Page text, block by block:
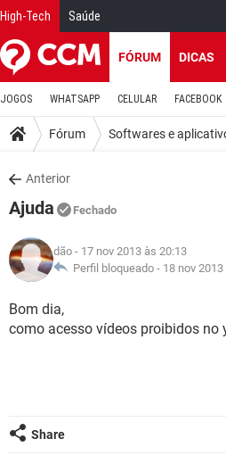
High-Tech Saúde
FÓRUM DICAS
JOGOS WHATSAPP CELULAR FACEBOOK
Fórum Softwares e
Anterior
Ajuda Fechado
dão - 17 nov 2013 às 20:13
Perfil bloqueado - 18 nov
Bom dia,
como acesso vídeos proibidos no
Share